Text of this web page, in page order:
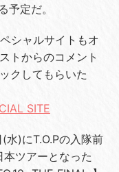
定だ。
シャルサイトもオ
トからのコメント
クしてもらいた
SITE
水)にT.O.Pの入隊前
ツアーとなった